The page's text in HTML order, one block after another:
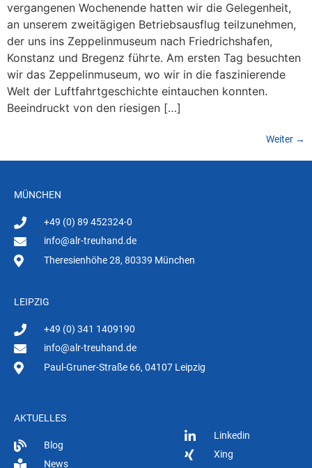
vergangenen Wochenende hatten wir die Gelegenheit,
an unserem zweitägigen Betriebsausflug teilzunehmen,
der uns ins Zeppelinmuseum nach Friedrichshafen,
Konstanz und Bregenz führte. Am ersten Tag besuchten
wir das Zeppelinmuseum, wo wir in die faszinierende
Welt der Luftfahrtgeschichte eintauchen konnten.
Beeindruckt von den riesigen […]
Weiter →
MÜNCHEN
+49 (0) 89 452324-0
info@alr-treuhand.de
Theresienhöhe 28, 80339 München
LEIPZIG
+49 (0) 341 1409190
info@alr-treuhand.de
Paul-Gruner-Straße 66, 04107 Leipzig
AKTUELLES
Blog
News
Linkedin
Xing